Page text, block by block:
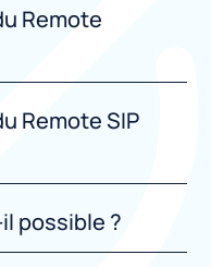
Remote
Remote SIP
possible ?